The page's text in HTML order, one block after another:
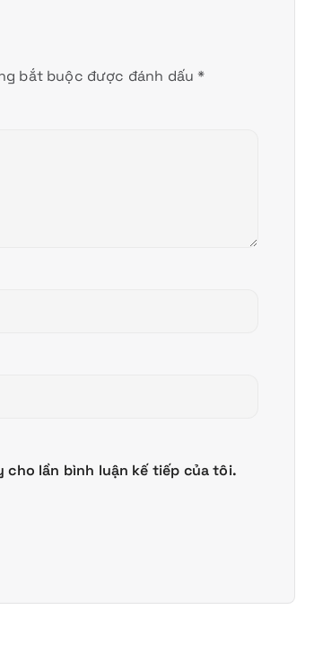
bắt buộc được đánh dấu*
lần bình luận kế tiếp của tôi.